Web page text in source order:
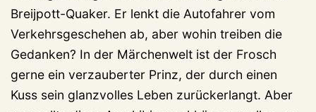
Breijpott-Quaker. Er lenkt die Autofahrer vom
Verkehrsgeschehen ab, aber wohin treiben die
Gedanken? In der Märchenwelt ist der Frosch
gerne ein verzauberter Prinz, der durch einen
Kuss sein glanzvolles Leben zurückerlangt. Aber